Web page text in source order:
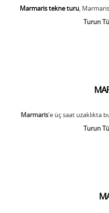
Marmaris tekne turu,
Turun
Marmaris'e üç saat uzaklıkta
Turun